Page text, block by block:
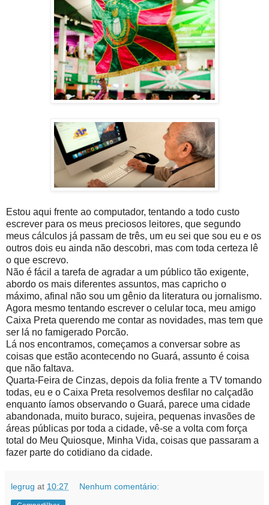
Estou aqui frente ao computador, tentando a todo custo
escrever para os meus preciosos leitores, que segundo
meus cálculos já passam de três, um eu sei que sou eu e os
outros dois eu ainda não descobri, mas com toda certeza lê
o que escrevo.
Não é fácil a tarefa de agradar a um público tão exigente,
abordo os mais diferentes assuntos, mas capricho o
máximo, afinal não sou um gênio da literatura ou jornalismo.
Agora mesmo tentando escrever o celular toca, meu amigo
Caixa Preta querendo me contar as novidades, mas tem que
ser lá no famigerado Porcão.
Lá nos encontramos, começamos a conversar sobre as
coisas que estão acontecendo no Guará, assunto é coisa
que não faltava.
Quarta-Feira de Cinzas, depois da folia frente a TV tomando
todas, eu e o Caixa Preta resolvemos desfilar no calçadão
enquanto íamos observando o Guará, parece uma cidade
abandonada, muito buraco, sujeira, pequenas invasões de
áreas públicas por toda a cidade, vê-se a volta com força
total do Meu Quiosque, Minha Vida, coisas que passaram a
fazer parte do cotidiano da cidade.
legrug at 10:27 Nenhum comentário: